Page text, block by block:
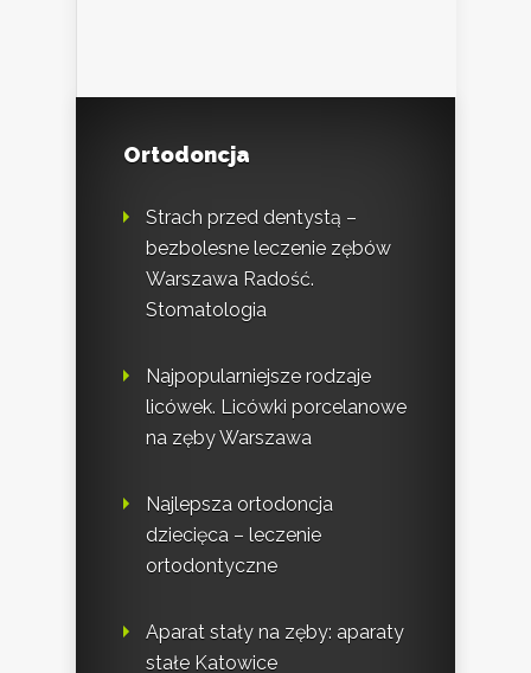
Ortodoncja
Strach przed dentystą –
bezbolesne leczenie zębów
Warszawa Radość.
Stomatologia
Najpopularniejsze rodzaje
licówek. Licówki porcelanowe
na zęby Warszawa
Najlepsza ortodoncja
dziecięca – leczenie
ortodontyczne
Aparat stały na zęby: aparaty
stałe Katowice